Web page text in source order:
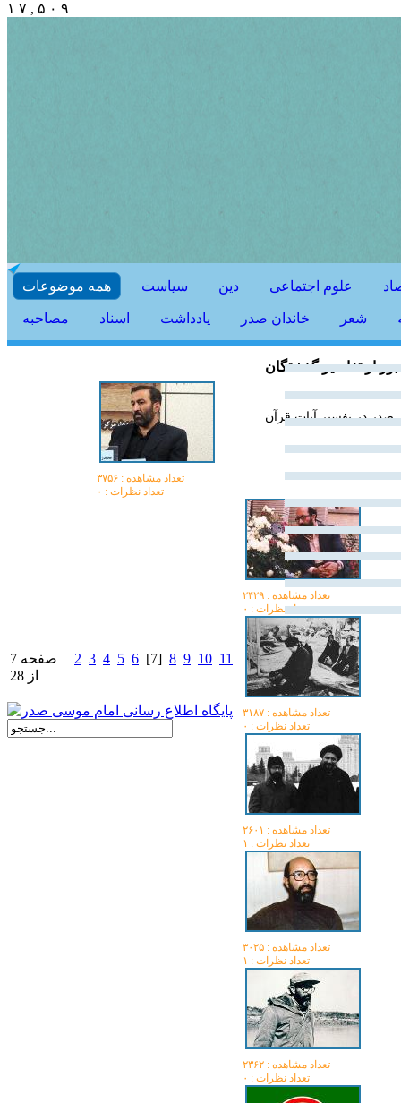
۱ ۷ , ۵ ۰ ۹
همه موضوعات سیاست دین علوم اجتماعی
مصاحبه اسناد يادداشت خاندان صدر شعر
از تفاسیر گذشتگان
در تفسیر آیات قرآن
تعداد مشاهده :‌ ۳۷۵۶
تعداد نظرات : ۰
تعداد مشاهده :‌ ۲۴۲۹
تعداد نظرات : ۰
تعداد مشاهده :‌ ۳۱۸۷
تعداد نظرات : ۰
تعداد مشاهده :‌ ۲۶۰۱
تعداد نظرات : ۱
تعداد مشاهده :‌ ۳۰۲۵
تعداد نظرات : ۱
تعداد مشاهده :‌ ۲۳۶۲
تعداد نظرات : ۰
صفحه 7
از 28
2 3 4 5 6 [7] 8 9 10 11